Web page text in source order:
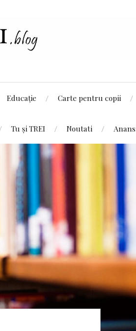
Educație Carte pentru copii
Tu și TREI Noutati